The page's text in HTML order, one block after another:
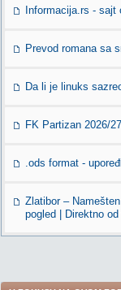
Informacija.rs -
Prevod romana sa
Da li je linuks
FK Partizan 2026/
.ods format -
Zlatibor –
pogled | Direktno